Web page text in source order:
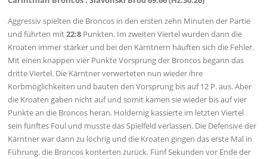
Aggressiv spielten die Broncos in den ersten zehn Minuten der Partie
und führten mit22:8 Punkten. Im zweiten Viertel wurden dann die
Kroaten immer stärker und bei den Kärntnern häuften sich die Fehler.
Mit einen knappen vier Punkte Vorsprung der Broncos begann das
dritte Viertel. Die Kärntner verwerteten nun wieder ihre
Korbmöglichkeiten und bauten den Vorsprung bis auf 12 P. aus. Aber
die Kroaten gaben nicht auf und somit kamen sie wieder bis auf vier
Punkte an die Broncos heran. Holdernig kassierte im letzten Viertel
sein fünftes Foul und musste das Spielfeld verlassen. Die Defensive der
Kärntner war dann zu löchrig und die Kroaten gingen das erste Mal in
Führung. die Broncos konterten zurück. Fünf Sekunden vor Ende der